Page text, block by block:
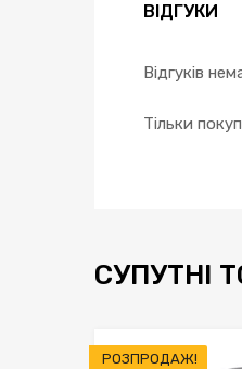
ВІДГУКИ
Відгуків
Тільки
СУПУТНІ
РОЗПРОДАЖ!